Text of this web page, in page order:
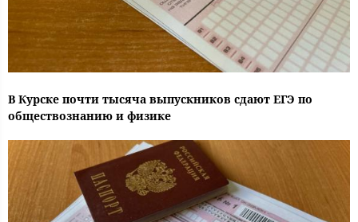
В Курске почти тысяча выпускников сдают ЕГЭ по
обществознанию и физике